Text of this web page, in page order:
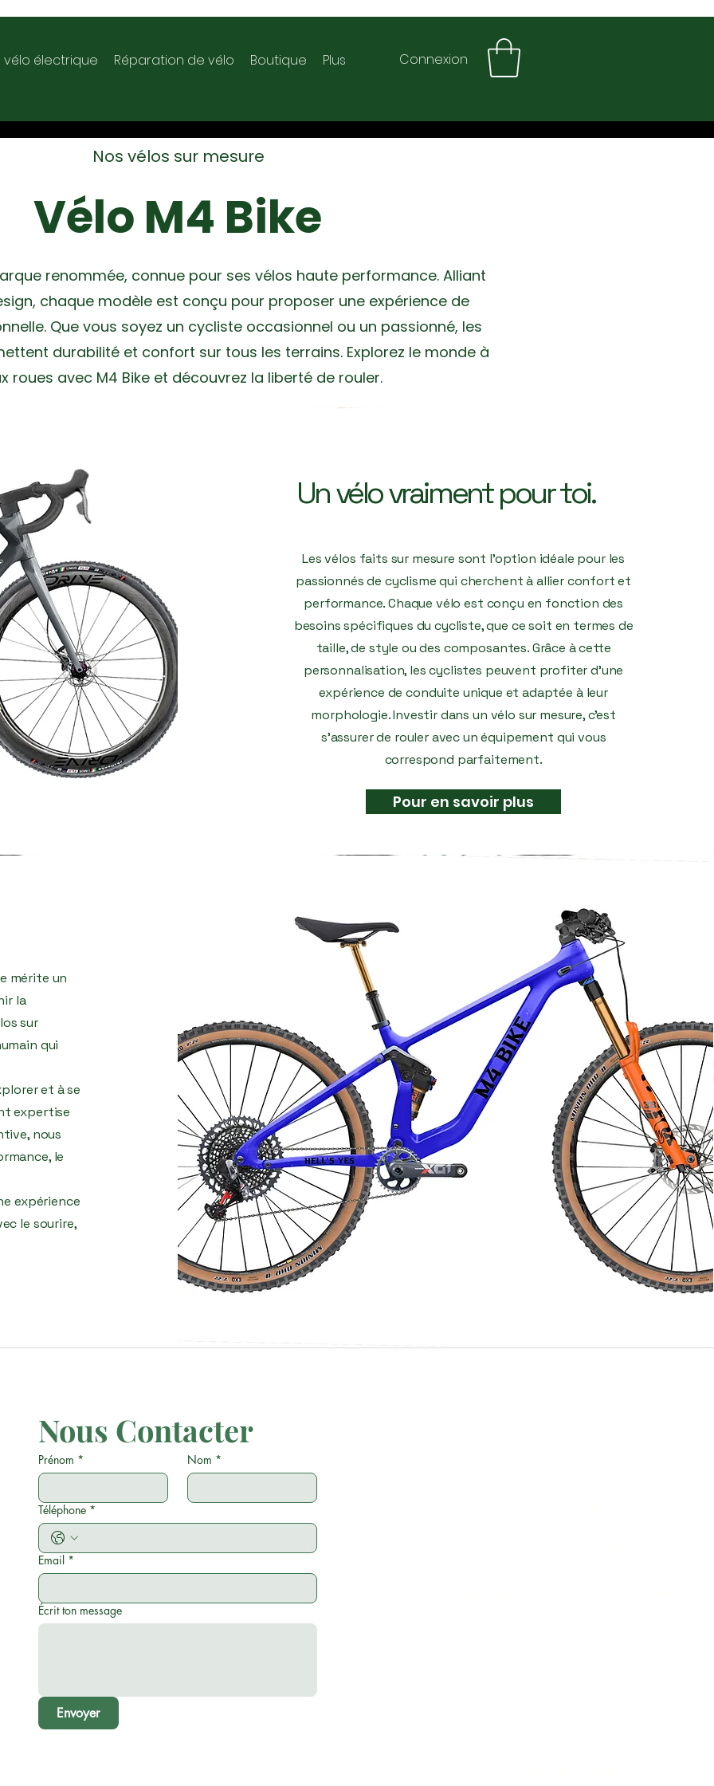
électrique Réparation de vélo Boutique Plus Connexion
Nos vélos sur mesure
Vélo M4 Bike
renommée, connue pour ses vélos haute performance. Alliant
chaque modèle est conçu pour proposer une expérience de
Que vous soyez un cycliste occasionnel ou un passionné, les
durabilité et confort sur tous les terrains. Explorez le monde à
roues avec M4 Bike et découvrez la liberté de rouler.
Un vélo vraiment pour toi.
Les vélos faits sur mesure sont l’option idéale pour les
passionnés de cyclisme qui cherchent à allier confort et
performance. Chaque vélo est conçu en fonction des
besoins spécifiques du cycliste, que ce soit en termes de
taille, de style ou des composantes. Grâce à cette
personnalisation, les cyclistes peuvent profiter d'une
expérience de conduite unique et adaptée à leur
morphologie. Investir dans un vélo sur mesure, c'est
s'assurer de rouler avec un équipement qui vous
correspond parfaitement.
Pour en savoir plus
mérite un
la
sur
qui
et à se
expertise
nous
le
expérience
le sourire,
Nous Contacter
Prénom * Nom *
Téléphone *
Email *
Écrit ton message
Envoyer